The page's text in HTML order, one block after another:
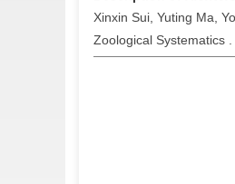
Xinxin Sui, Yuting Ma,
Zoological Systematics